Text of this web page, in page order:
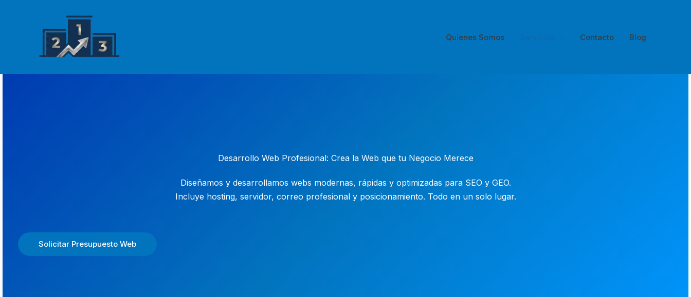
Quienes Somos Contacto Blog
Desarrollo Web Profesional: Crea la Web que tu Negocio Merece
Diseñamos y desarrollamos webs modernas, rápidas y optimizadas para SEO y GEO.
Incluye hosting, servidor, correo profesional y posicionamiento. Todo en un solo lugar.
Solicitar Presupuesto Web